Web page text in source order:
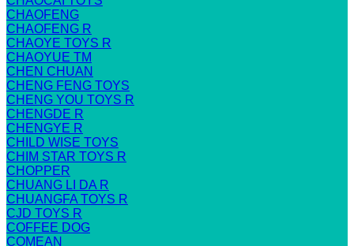
CHAOFENG
CHAOFENG R
CHAOYE TOYS R
CHAOYUE TM
CHEN CHUAN
CHENG FENG TOYS
CHENG YOU TOYS R
CHENGDE R
CHENGYE R
CHILD WISE TOYS
CHIM STAR TOYS R
CHOPPER
CHUANG LI DA R
CHUANGFA TOYS R
CJD TOYS R
COFFEE DOG
COMEAN